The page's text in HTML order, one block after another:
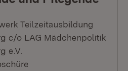
Teilzeitausbildung
c/o LAG Mädchenpolitik
e.V.